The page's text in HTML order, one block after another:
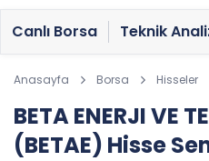
Canlı Borsa Teknik
Anasayfa Borsa Hisseler
BETA ENERJI VE
(BETAE) Hisse